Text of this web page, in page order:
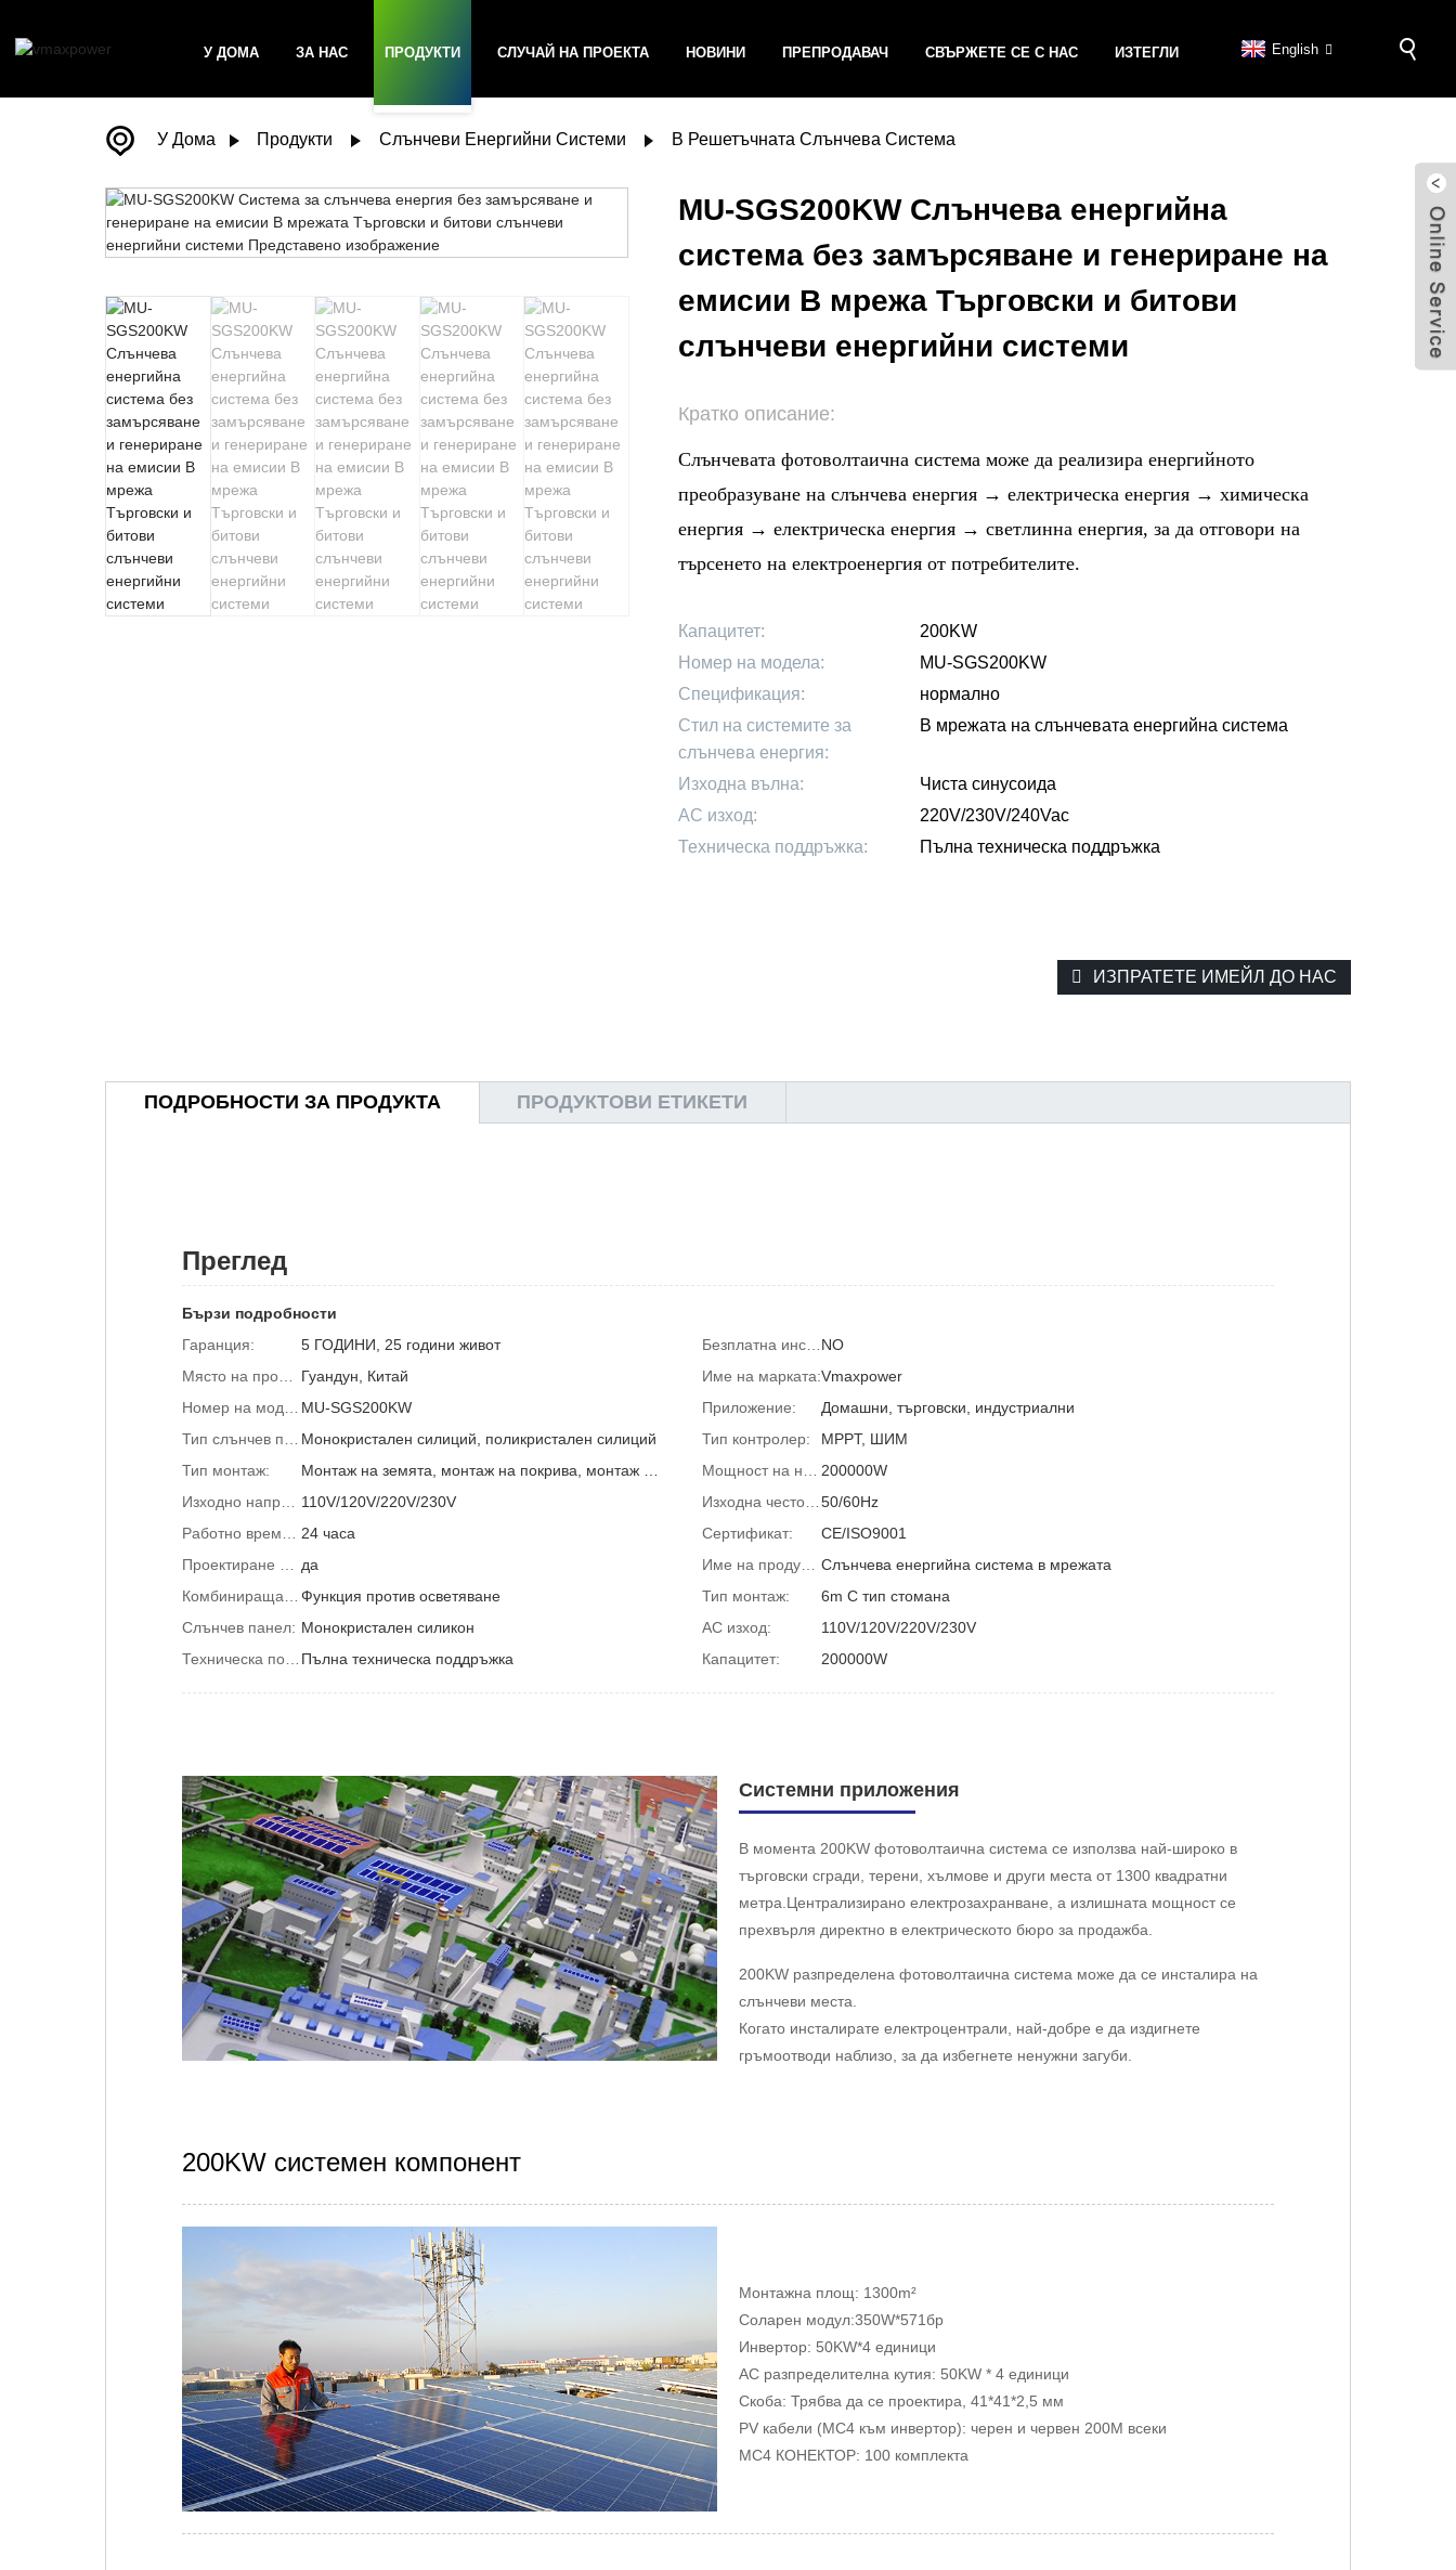
У ДОМА ЗА НАС ПРОДУКТИ СЛУЧАЙ НА ПРОЕКТА НОВИНИ ПРЕПРОДАВАЧ СВЪРЖЕТЕ СЕ С НАС ИЗТЕГЛИ English
У Дома Продукти Слънчеви Енергийни Системи В Решетъчната Слънчева Система
MU-SGS200KW Слънчева енергийна
система без замърсяване и генериране на
емисии В мрежа Търговски и битови
слънчеви енергийни системи
Кратко описание:
Слънчевата фотоволтаична система може да реализира енергийното
преобразуване на слънчева енергия → електрическа енергия → химическа
енергия → електрическа енергия → светлинна енергия, за да отговори на
търсенето на електроенергия от потребителите.
Капацитет:
200KW
Номер на модела:
MU-SGS200KW
Спецификация:
нормално
Стил на системите за
слънчева енергия:
В мрежата на слънчевата енергийна система
Изходна вълна:
Чиста синусоида
AC изход:
220V/230V/240Vac
Техническа поддръжка:
Пълна техническа поддръжка
ИЗПРАТЕТЕ ИМЕЙЛ ДО НАС
ПОДРОБНОСТИ ЗА ПРОДУКТА ПРОДУКТОВИ ЕТИКЕТИ
Преглед
Бързи подробности
Гаранция:
5 ГОДИНИ, 25 години живот
NO
Гуандун, Китай Име на марката:Vmaxpower
MU-SGS200KW Приложение:
Домашни, търговски, индустриални
Монокристален силиций, поликристален силиций Тип контролер:
MPPT, ШИМ
Тип монтаж:
200000W
110V/120V/220V/230V
50/60Hz
24 часа Сертификат:
CE/ISO9001
да
Слънчева енергийна система в мрежата
Функция против осветяване Тип монтаж:
6m C тип стомана
Слънчев панел: Монокристален силикон AC изход:
110V/120V/220V/230V
Пълна техническа поддръжка Капацитет: 200000W
Системни приложения
В момента 200KW фотоволтаична система се използва най-широко в
търговски сгради, терени, хълмове и други места от 1300 квадратни
метра.Централизирано електрозахранване, а излишната мощност се
прехвърля директно в електрическото бюро за продажба.
200KW разпределена фотоволтаична система може да се инсталира на
слънчеви места.
Когато инсталирате електроцентрали, най-добре е да издигнете
гръмоотводи наблизо, за да избегнете ненужни загуби.
200KW системен компонент
Монтажна площ: 1300m²
Соларен модул:350W*571бр
Инвертор: 50KW*4 единици
AC разпределителна кутия: 50KW * 4 единици
Скоба: Трябва да се проектира, 41*41*2,5 мм
PV кабели (MC4 към инвертор): черен и червен 200M всеки
MC4 КОНЕКТОР: 100 комплекта